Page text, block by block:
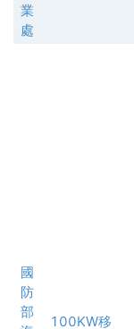
業
處
國
防
部
100KW移